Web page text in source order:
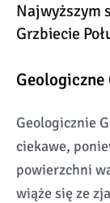
Najwyższym
Grzbiecie
Geologicznie
ciekawe,
powierzchni
wiąże się ze